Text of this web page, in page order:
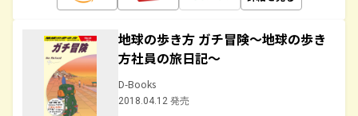
地球の歩き方 ガチ冒険～地球の歩き
方社員の旅日記～
D-Books
2018.04.12 発売